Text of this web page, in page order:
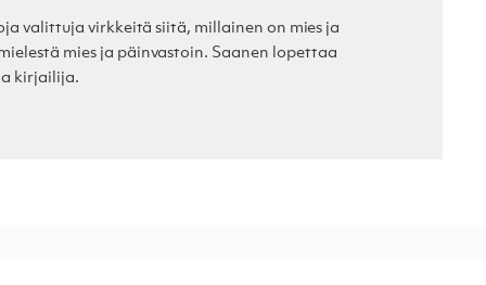
valittuja virkkeitä siitä, millainen on mies ja
mies ja päinvastoin. Saanen lopettaa
kirjailija.